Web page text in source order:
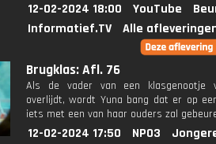
12-02-2024 18:00 YouTube
Informatief.TV
Alle
Brugklas: Afl. 76
Als de vader van een klasgenootje
overlijdt, wordt Yuna bang dat er op
iets met een van haar ouders zal
12-02-2024 17:50 NPO3